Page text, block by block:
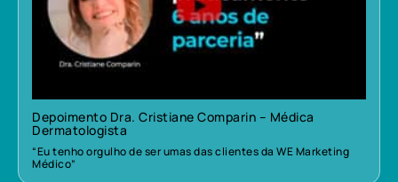
Depoimento Dra. Cristiane Comparin – Médica
Dermatologista
“Eu tenho orgulho de ser umas das clientes da WE Marketing
Médico”